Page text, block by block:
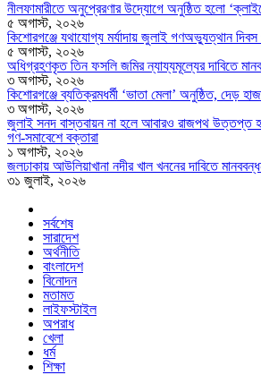
নীলফামারীতে অনুপ্রেরণার উদ্যোগে অনুষ্ঠিত হলো
৫ অগাস্ট, ২০২৬
কিশোরগঞ্জে যথাযোগ্য মর্যাদায় জুলাই গণঅভ্যুত্থান দিবস
৫ অগাস্ট, ২০২৬
অধিগ্রহণকৃত তিন ফসলি জমির ন্যায্যমূল্যের দাবিতে
৩ অগাস্ট, ২০২৬
কিশোরগঞ্জে ব্যতিক্রমধর্মী ‘ভাতা মেলা’ অনুষ্ঠিত, দেড়
৩ অগাস্ট, ২০২৬
জুলাই সনদ বাস্তবায়ন না হলে আবারও রাজপথ উত্তপ্ত
গণ-সমাবেশে বক্তারা
১ অগাস্ট, ২০২৬
জলঢাকায় আউলিয়াখানা নদীর খাল খননের দাবিতে
৩১ জুলাই, ২০২৬
সর্বশেষ
সারাদেশ
অর্থনীতি
বাংলাদেশ
বিনোদন
মতামত
লাইফস্টাইল
অপরাধ
খেলা
ধর্ম
শিক্ষা